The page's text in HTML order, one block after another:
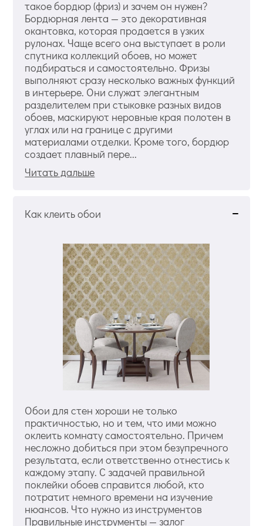
такое бордюр (фриз) и зачем он нужен?
Бордюрная лента — это декоративная
окантовка, которая продается в узких
рулонах. Чаще всего она выступает в роли
спутника коллекций обоев, но может
подбираться и самостоятельно. Фризы
выполняют сразу несколько важных функций
в интерьере. Они служат элегантным
разделителем при стыковке разных видов
обоев, маскируют неровные края полотен в
углах или на границе с другими
материалами отделки. Кроме того, бордюр
создает плавный пере...
Читать дальше
Как клеить обои
Обои для стен хороши не только
практичностью, но и тем, что ими можно
оклеить комнату самостоятельно. Причем
несложно добиться при этом безупречного
результата, если ответственно отнестись к
каждому этапу. С задачей правильной
поклейки обоев справится любой, кто
потратит немного времени на изучение
нюансов. Что нужно из инструментов
Правильные инструменты — залог